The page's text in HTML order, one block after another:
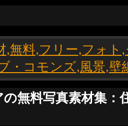
無料写真素材集：